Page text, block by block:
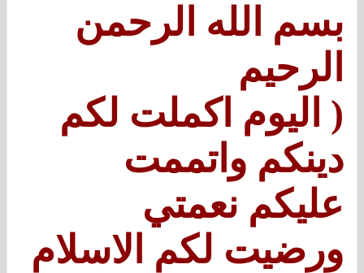
بسم الله الرحمن
الرحيم
( اليوم اكملت لكم
دينكم واتممت
عليكم نعمتي
ورضيت لكم الاسلام